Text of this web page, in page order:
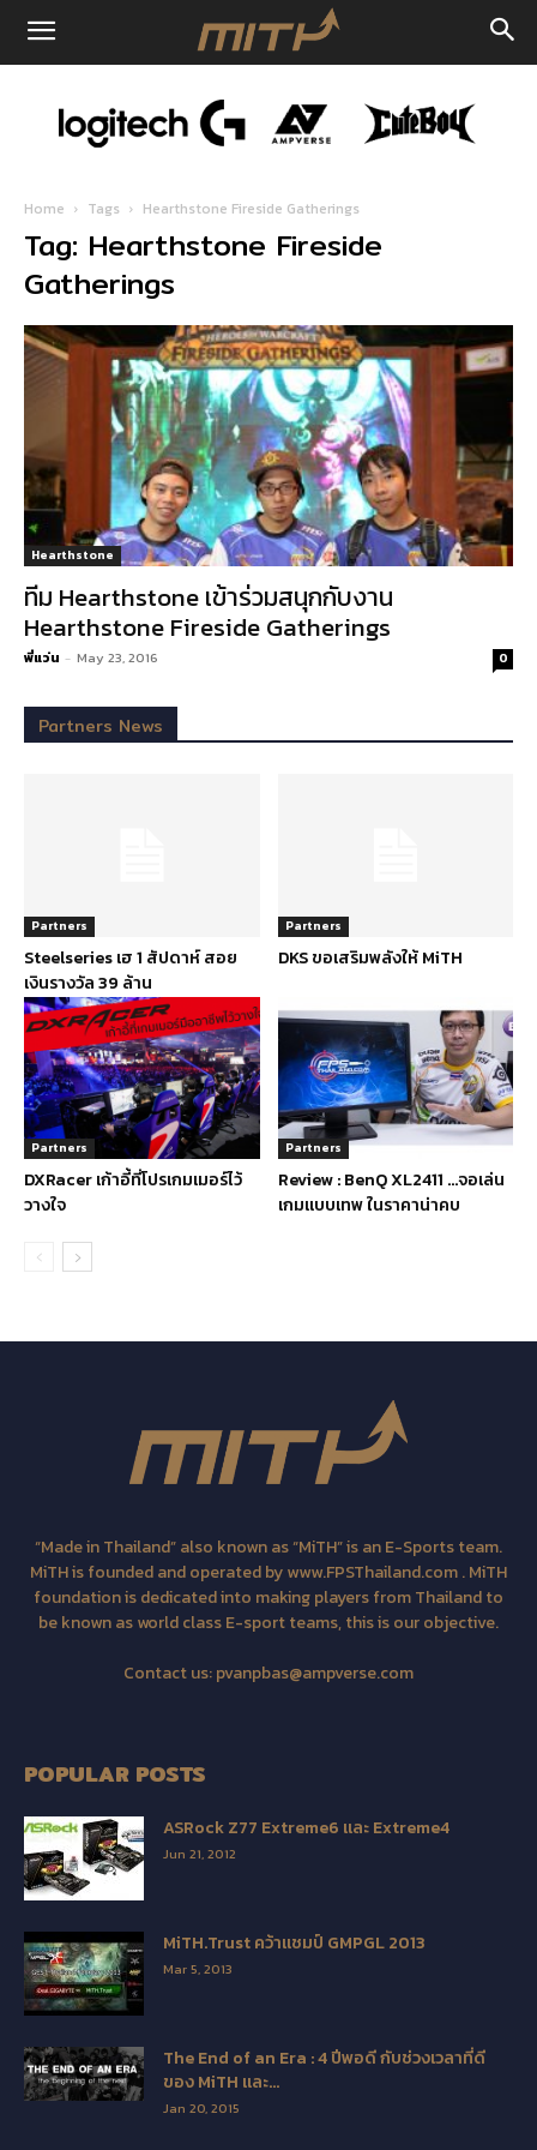
Home Tags Hearthstone Fireside Gatherings
Tag: Hearthstone Fireside
Gatherings
Hearthstone
ทีม Hearthstone เข้าร่วมสนุกกับงาน
Hearthstone Fireside Gatherings
พี่แว่น - May 23, 2016 0
Partners News
Partners
Steelseries เฮ 1 สัปดาห์ สอย
เงินรางวัล 39 ล้าน
Partners
DKS ขอเสริมพลังให้ MiTH
Partners
DXRacer เก้าอี้ที่โปรเกมเมอร์ไว้
วางใจ
Partners
Review : BenQ XL2411 …จอเล่น
เกมแบบเทพ ในราคาน่าคบ
“Made in Thailand” also known as “MiTH” is an E-Sports team.
MiTH is founded and operated by www.FPSThailand.com . MiTH
foundation is dedicated into making players from Thailand to
be known as world class E-sport teams, this is our objective.
Contact us:pvanpbas@ampverse.com
POPULAR POSTS
ASRock Z77 Extreme6 และ Extreme4
Jun 21, 2012
MiTH.Trust คว้าแชมป์ GMPGL 2013
Mar 5, 2013
The End of an Era : 4 ปีพอดี กับช่วงเวลาที่ดี
ของ MiTH และ...
Jan 20, 2015